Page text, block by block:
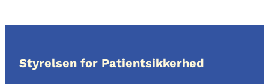
Styrelsen for Patientsikkerhed